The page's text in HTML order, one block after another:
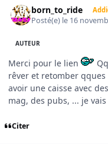
born_to_ride
Posté(e) le 16
AUTEUR
Merci pour le lien
rêver et retomber qques
avoir une caisse avec
mag, des pubs, ... je
Citer